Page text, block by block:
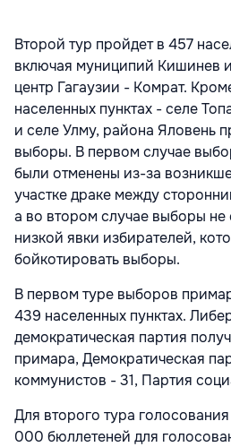
Второй тур пройдет в 457
включая муниципий Кишинев
центр Гагаузии - Комрат.
населенных пунктах - селе
и селе Улму, района Яловень
выборы. В первом случае
были отменены из-за
участке драке между
а во втором случае выборы не
низкой явки избирателей,
бойкотировать выборы.
В первом туре выборов
439 населенных пунктах.
демократическая партия
примара, Демократическая
коммунистов - 31, Партия
Для второго тура
000 бюллетеней для